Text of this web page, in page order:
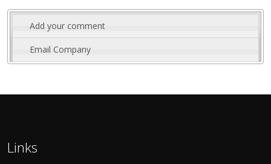
Add your comment
Email Company
Links